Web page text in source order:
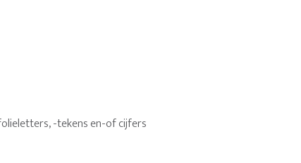
-tekens en-of cijfers